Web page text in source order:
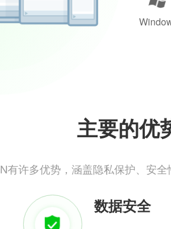
主要的优
有许多优势，涵盖隐私保护、安
数据安全